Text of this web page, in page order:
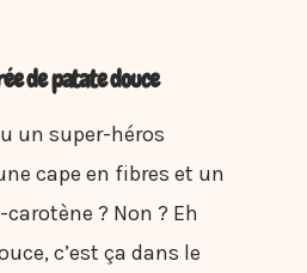
de patate douce
un super-héros
cape en fibres et un
? Non ? Eh
c’est ça dans le